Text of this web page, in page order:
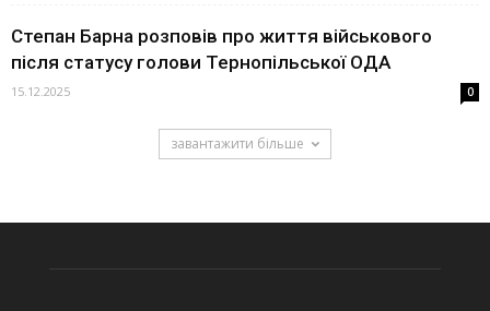
Степан Барна розповів про життя військового
після статусу голови Тернопільської ОДА
15.12.2025 0
завантажити більше